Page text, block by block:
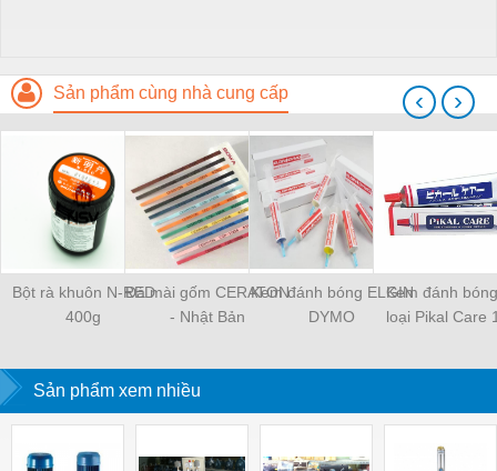
Sản phẩm cùng nhà cung cấp
Bột rà khuôn N-RED
400g
Đá mài gốm CERATON
- Nhật Bản
Kem đánh bóng ELGIN
DYMO
Kem đánh
loại Pikal Care
‹ ›
Sản phẩm xem nhiều